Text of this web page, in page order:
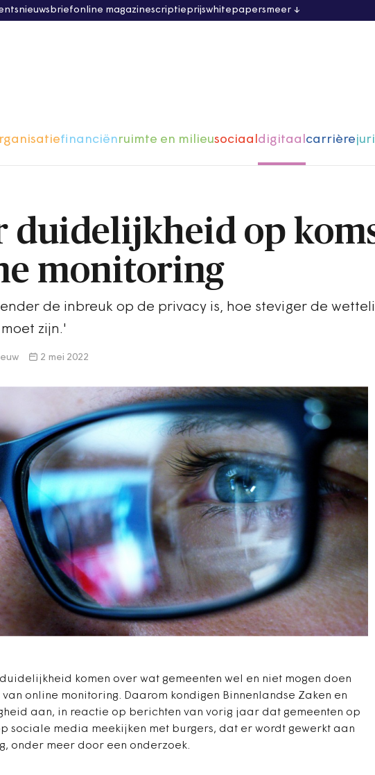
nieuwsbriefonline magazinescriptieprijswhitepapersmeer
financiënruimte en milieusociaaldigitaalcarrière
duidelijkheid op
monitoring
de inbreuk op de privacy is, hoe steviger de
zijn.'
2 mei 2022
komen over wat gemeenten wel en niet mogen doen
online monitoring. Daarom kondigen Binnenlandse Zaken en
aan, in reactie op berichten van vorig jaar dat gemeenten op
sociale media meekijken met burgers, dat er wordt gewerkt aan
onder meer door een onderzoek.